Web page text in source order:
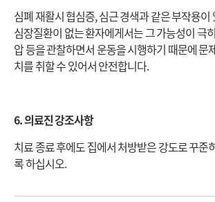
심폐 재활시 협심증, 심근 경색과 같은 부작용이
심장질환이 없는 환자에게서는 그 가능성이 극
압 등을 관찰하면서 운동을 시행하기 때문에 문
치를 취할 수 있어서 안전합니다.
6. 의료진 강조사항
치료 종료 후에도 집에서 처방받은 강도로 꾸준
록 하십시오.